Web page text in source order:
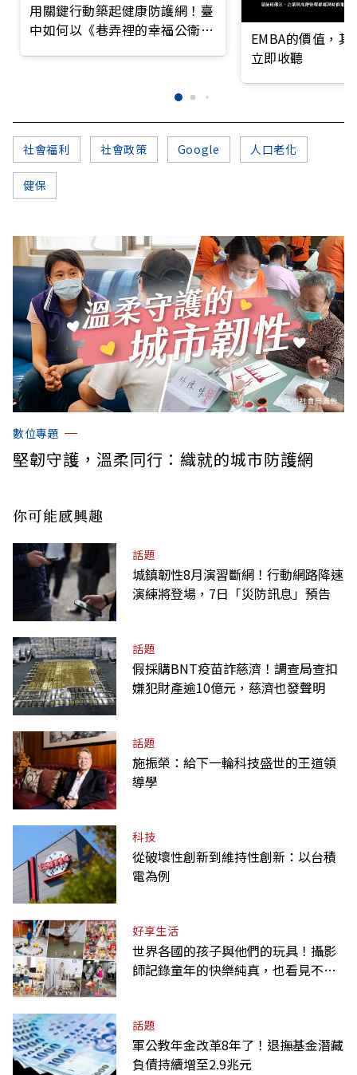
用關鍵行動築起健康防護網！臺
中如何以《巷弄裡的幸福公衛》
EMBA的價值，
立即收聽
社會福利 社會政策 Google 人口老化
健保
數位專題
堅韌守護，溫柔同行：織就的城市防護網
你可能感興趣
話題
城鎮韌性8月演習斷網！行動網路降速
演練將登場，7日「災防訊息」預告
話題
假採購BNT疫苗詐慈濟！調查局查扣
嫌犯財產逾10億元，慈濟也發聲明
話題
施振榮：給下一輪科技盛世的王道領
導學
科技
從破壞性創新到維持性創新：以台積
電為例
好享生活
世界各國的孩子與他們的玩具！攝影
師記錄童年的快樂純真，也看見不同
話題
軍公教年金改革8年了！退撫基金潛藏
負債持續增至2.9兆元